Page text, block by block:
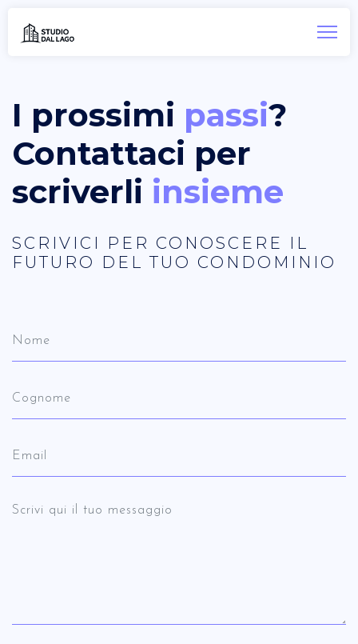
I prossimi passi?
Contattaci per
scriverli insieme
SCRIVICI PER CONOSCERE IL
FUTURO DEL TUO CONDOMINIO